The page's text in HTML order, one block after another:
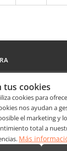
tus cookies
cookies para
nos ayudan a
el marketing y
total a
Más